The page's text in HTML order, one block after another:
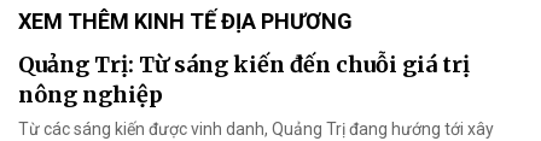
XEM THÊM KINH TẾ ĐỊA PHƯƠNG
Quảng Trị: Từ sáng kiến đến chuỗi giá trị
nông nghiệp
Từ các sáng kiến được vinh danh, Quảng Trị đang hướng tới xây